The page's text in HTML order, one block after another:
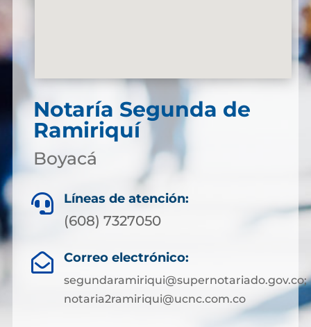
Notaría Segunda de
Ramiriquí
Boyacá
 Líneas de atención:
(608) 7327050
 Correo electrónico:
segundaramiriqui@supernotariado.gov.co;
notaria2ramiriqui@ucnc.com.co